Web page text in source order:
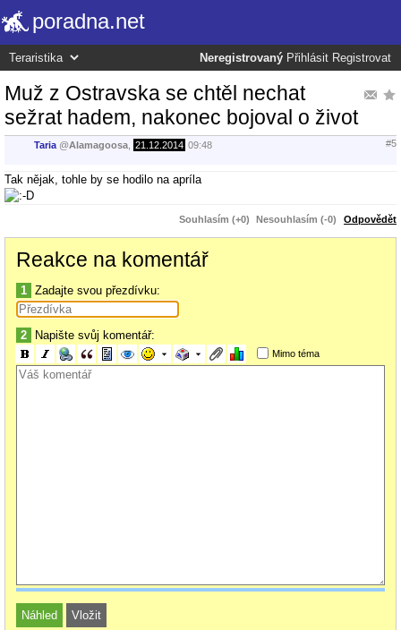
poradna.net
Neregistrovaný Přihlásit Registrovat
Muž z Ostravska se chtěl nechat
sežrat hadem, nakonec bojoval o život
Taria @Alamagoosa 21.12.2014 09:48 #5
Tak nějak, tohle by se hodilo na apríla
Souhlasím (+0) Nesouhlasím (-0) Odpovědět
Reakce na komentář
1 Zadajte svou přezdívku:
2 Napište svůj komentář:
Mimo téma